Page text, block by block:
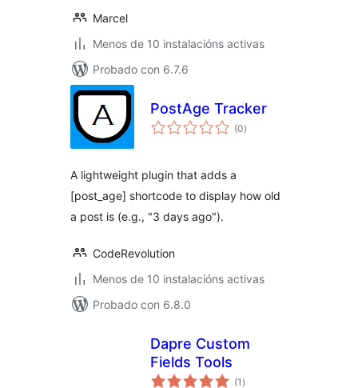
Marcel
Menos de 10 instalacións activas
Probado con 6.7.6
PostAge Tracker
(0valoracións
totais
)
A lightweight plugin that adds a
[post_age] shortcode to display how old
a post is (e.g., "3 days ago").
CodeRevolution
Menos de 10 instalacións activas
Probado con 6.8.0
Dapre Custom
Fields Tools
(1 valoracións
)